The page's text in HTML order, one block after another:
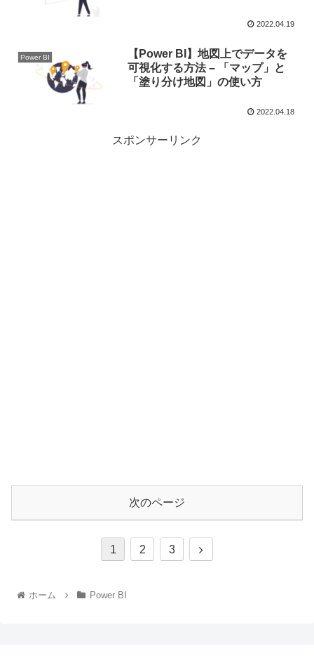
2022.04.19
Power BI
【Power BI】地図上でデータを
可視化する方法 – 「マップ」と
「塗り分け地図」の使い方
2022.04.18
スポンサーリンク
次のページ
1 2 3
ホーム Power BI